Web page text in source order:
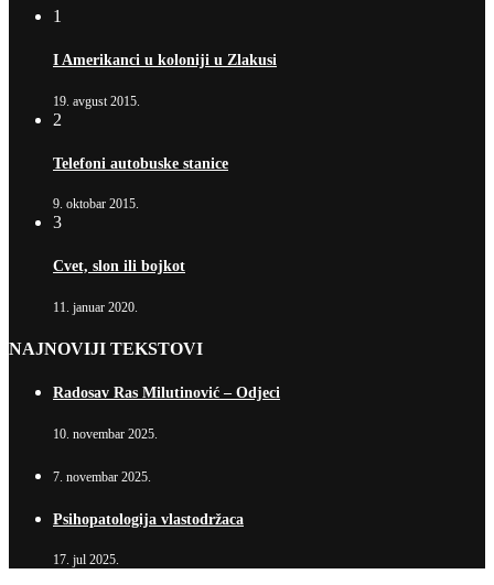
1
I Amerikanci u koloniji u Zlakusi
19. avgust 2015.
2
Telefoni autobuske stanice
9. oktobar 2015.
3
Cvet, slon ili bojkot
11. januar 2020.
NAJNOVIJI TEKSTOVI
Radosav Ras Milutinović – Odjeci
10. novembar 2025.
7. novembar 2025.
Psihopatologija vlastodržaca
17. jul 2025.